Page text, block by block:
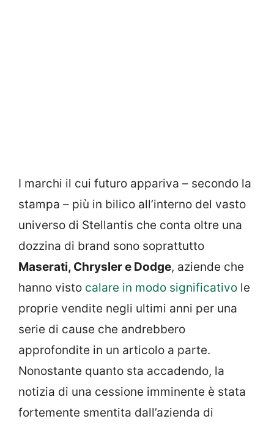
I marchi il cui futuro appariva – secondo la
stampa – più in bilico all’interno del vasto
universo di Stellantis che conta oltre una
dozzina di brand sono soprattutto
Maserati, Chrysler e Dodge, aziende che
hanno visto calare in modo significativo le
proprie vendite negli ultimi anni per una
serie di cause che andrebbero
approfondite in un articolo a parte.
Nonostante quanto sta accadendo, la
notizia di una cessione imminente è stata
fortemente smentita dall’azienda di